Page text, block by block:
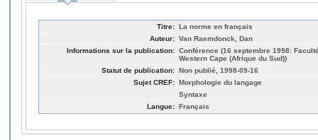
Titre: La norme en français
Auteur: Van Raemdonck, Dan
Informations sur la publication: Conférence (16 septembre 1998:
Western Cape (Afrique du Sud))
Statut de publication: Non publié, 1998-09-16
Sujet CREF: Morphologie du langage
Syntaxe
Langue: Français